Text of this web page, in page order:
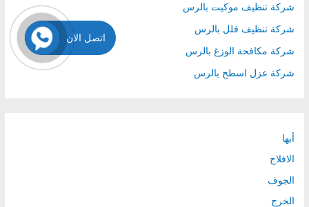
شركة تنظيف موكيت بالرس
شركة تنظيف فلل بالرس
شركة مكافحة الوزغ بالرس
شركة عزل اسطح بالرس
أبها
الافلاج
الجوف
الخرج
اتصل الان